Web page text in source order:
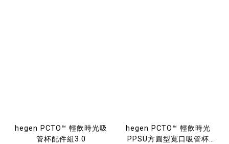
hegen PCTO™ 輕飲時光吸
管杯配件組3.0
hegen PCTO™ 輕飲時光
PPSU方圓型寬口吸管杯